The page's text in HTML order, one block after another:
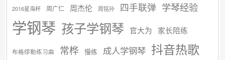
2016星海杯 周广仁 周杰伦 周铭孙 四手联弹 学琴经验
学钢琴 孩子学钢琴 官大为 家长陪练
布格缪勒练习曲 常桦 慢练 成人学钢琴 抖音热歌